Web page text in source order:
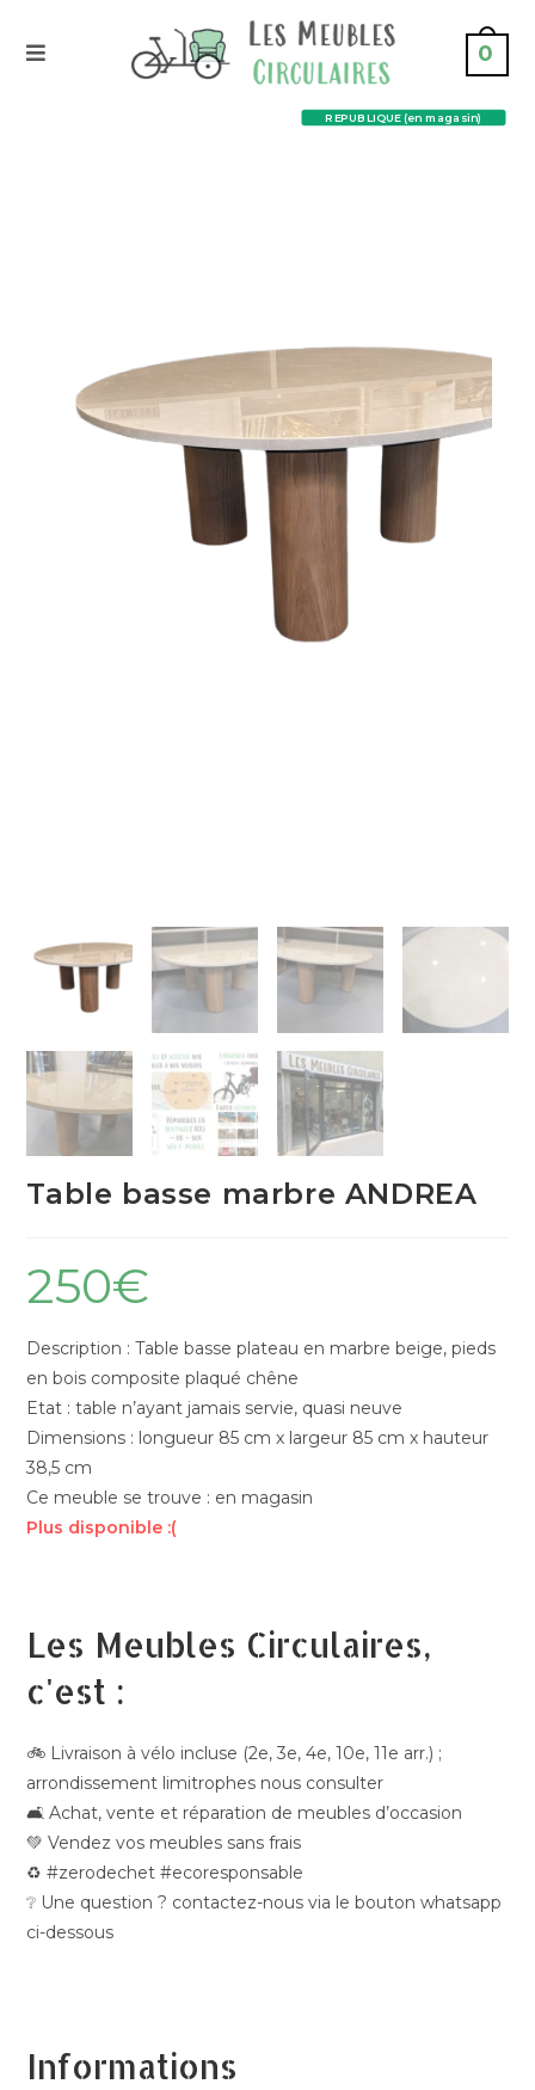
0
REPUBLIQUE (en magasin)
Table basse marbre ANDREA
250€
Description : Table basse plateau en marbre beige, pieds
en bois composite plaqué chêne
Etat : table n’ayant jamais servie, quasi neuve
Dimensions : longueur 85 cm x largeur 85 cm x hauteur
38,5 cm
Ce meuble se trouve : en magasin
Plus disponible :(
Les Meubles Circulaires,
c'est :
🚲 Livraison à vélo incluse (2e, 3e, 4e, 10e, 11e arr.) ;
arrondissement limitrophes nous consulter
🛋️ Achat, vente et réparation de meubles d’occasion
💚 Vendez vos meubles sans frais
♻️ #zerodechet #ecoresponsable
❔ Une question ? contactez-nous via le bouton whatsapp
ci-dessous
Informations